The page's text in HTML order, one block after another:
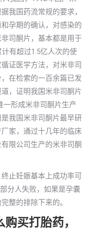
我国药流常规的要求，
孕期的确认，对感染的
司酮片，基本都是用于
有超过1.5亿人次的使
证医学方法，对米非司
在检索的一百余篇已发
，证明我国米非司酮片
一形成米非司酮片生产
我国米非司酮片最早研
家，通过十几年的临床
限公司生产的米非司酮
止妊娠基本上成功率可
分人失败，如果是孕囊
整的排除下来的。
买打胎药，